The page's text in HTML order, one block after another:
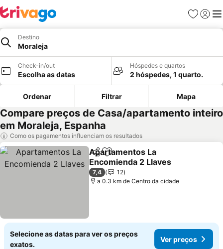
Favoritos
Iniciar
Destino
Moraleja
Check-in/out
Escolha as datas
Hóspedes e quartos
2 hóspedes, 1 quarto.
Ordenar Filtrar Mapa
Compare preços de Casa/apartamento inteiro
em Moraleja, Espanha
Como os pagamentos influenciam os resultados
PartilharAdicionar aos favoritos
Apartamentos La
Encomienda 2 Llaves
7,4
12
a 0.3 km de Centro da cidade
Selecione as datas para ver os preços
exatos.
Ver preços